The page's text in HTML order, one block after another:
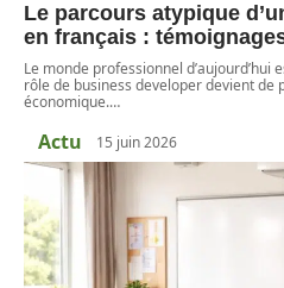
Le parcours atypique
en français :
Le monde professionnel d’aujourd’hui
rôle de business developer devient de
économique.…
Actu 15 juin 2026